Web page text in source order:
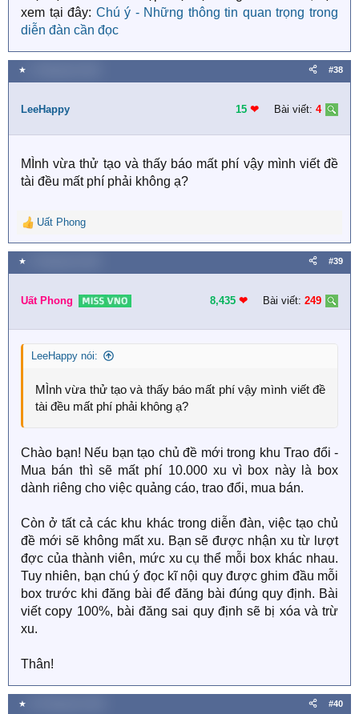
xem tại đây: Chú ý - Những thông tin quan trọng trong
diễn đàn cần đọc
★ #38
LeeHappy 15 ❤︎ Bài viết: 4
MÌnh vừa thử tạo và thấy báo mất phí vậy mình viết đề
tài đều mất phí phải không ạ?
R
e
a
c
i
n
s
Uất Phong
★ #39
Uất Phong 8,435 ❤︎ Bài viết: 249
LeeHappy nói:
MÌnh vừa thử tạo và thấy báo mất phí vậy mình viết đề
tài đều mất phí phải không ạ?
Chào bạn! Nếu bạn tạo chủ đề mới trong khu Trao đổi -
Mua bán thì sẽ mất phí 10.000 xu vì box này là box
dành riêng cho việc quảng cáo, trao đổi, mua bán.
Còn ở tất cả các khu khác trong diễn đàn, việc tạo chủ
đề mới sẽ không mất xu. Bạn sẽ được nhận xu từ lượt
đợc của thành viên, mức xu cụ thể mỗi box khác nhau.
Tuy nhiên, bạn chú ý đọc kĩ nội quy được ghim đầu mỗi
box trước khi đăng bài để đăng bài đúng quy định. Bài
viết copy 100%, bài đăng sai quy định sẽ bị xóa và trừ
xu.
Thân!
★ #40